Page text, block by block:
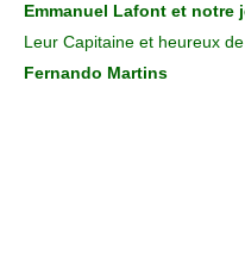
Emmanuel Lafont et notre
Leur Capitaine et heureux de
Fernando Martins